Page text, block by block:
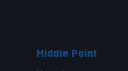
Middle Point